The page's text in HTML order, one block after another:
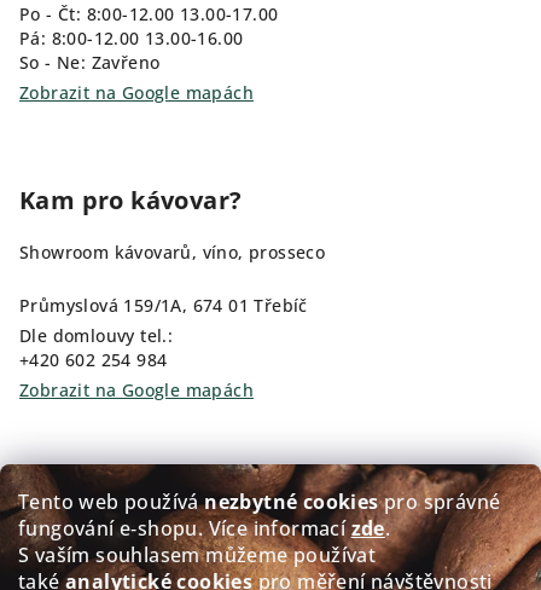
Tento web používánezbytné cookiespro správné
fungování e‑shopu. Více informacízde.
S vaším souhlasem můžeme používat
takéanalytické cookiespro měření návštěvnosti
Po - Čt: 8:00-12.00 13.00-17.00
Pá: 8:00-12.00 13.00-16.00
So - Ne: Zavřeno
Zobrazit na Google mapách
Kam pro kávovar?
Showroom kávovarů, víno, prosseco
Průmyslová 159/1A, 674 01 Třebíč
Dle domlouvy tel.:
+420 602 254 984
Zobrazit na Google mapách
Kam pro kávu?
Prodej čerstvě pražené kávy GOLDEN Coffee